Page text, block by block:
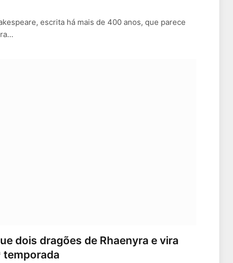
escrita há mais de 400 anos, que parece
dois dragões de Rhaenyra e vira
temporada